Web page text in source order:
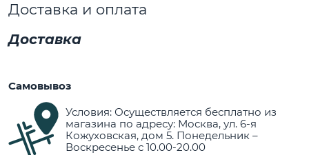
Доставка и оплата
Доставка
Самовывоз
Условия: Осуществляется бесплатно из
магазина по адресу: Москва, ул. 6-я
Кожуховская, дом 5. Понедельник –
Воскресенье с 10.00-20.00